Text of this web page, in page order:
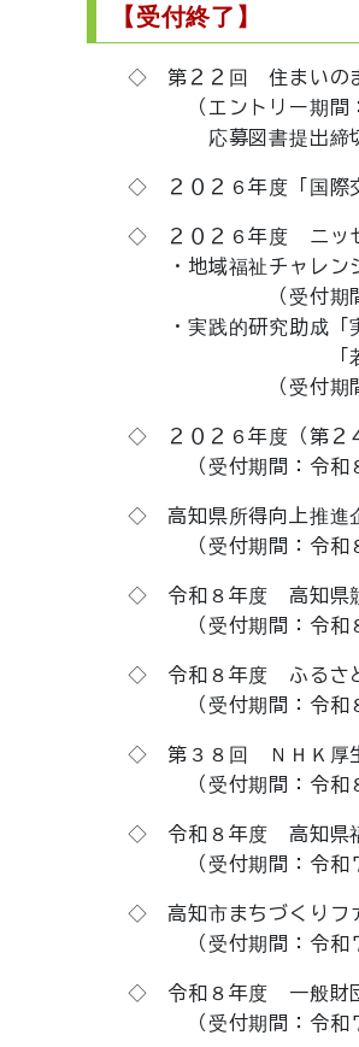
【受付終了】
◇ 第２２回 住まいのま
（エントリー期間：令
応募図書提出締切：令
◇ ２０２６年度「国際交
◇ ２０２６年度 ニッセイ
・地域福祉チャレンジ
（受付期間：令和８
・実践的研究助成「実
「若手実践的課
（受付期間：令和８
◇ ２０２６年度（第２４
（受付期間：令和８年
◇ 高知県所得向上推進企
（受付期間：令和８年
◇ 令和８年度 高知県競
（受付期間：令和８年
◇ 令和８年度 ふるさと
（受付期間：令和８年
◇ 第３８回 ＮＨＫ厚生文
（受付期間：令和８年
◇ 令和８年度 高知県福
（受付期間：令和７年
◇ 高知市まちづくりファ
（受付期間：令和７年
◇ 令和８年度 一般財団法
（受付期間：令和７年